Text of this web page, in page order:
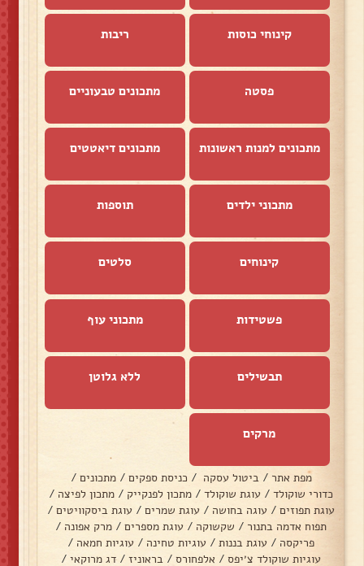
קינוחי כוסות ריבות
פסטה מתכונים טבעוניים
מתכונים למנות ראשונות מתכונים דיאטטים
מתכוני ילדים תוספות
קינוחים סלטים
פשטידות מתכוני עוף
תבשילים ללא גלוטן
מרקים
מפת אתר / ביטול עסקה / כניסת ספקים / מתכונים /
כדורי שוקולד / עוגת שוקולד / מתכון לפנקייק / מתכון לפיצה /
עוגת תפוזים / עוגה בחושה / עוגת שמרים / עוגת ביסקוויטים /
תפוח אדמה בתנור / שקשוקה / עוגת מספרים / מרק אפונה /
פריקסה / עוגת בננות / עוגיות טחינה / עוגיות חמאה /
עוגיות שוקולד צ׳יפס / אלפחורס / בראוניז / דג מרוקאי /